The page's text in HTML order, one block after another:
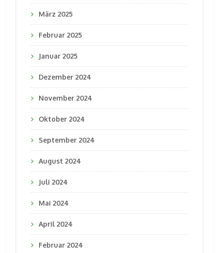
März 2025
Februar 2025
Januar 2025
Dezember 2024
November 2024
Oktober 2024
September 2024
August 2024
Juli 2024
Mai 2024
April 2024
Februar 2024